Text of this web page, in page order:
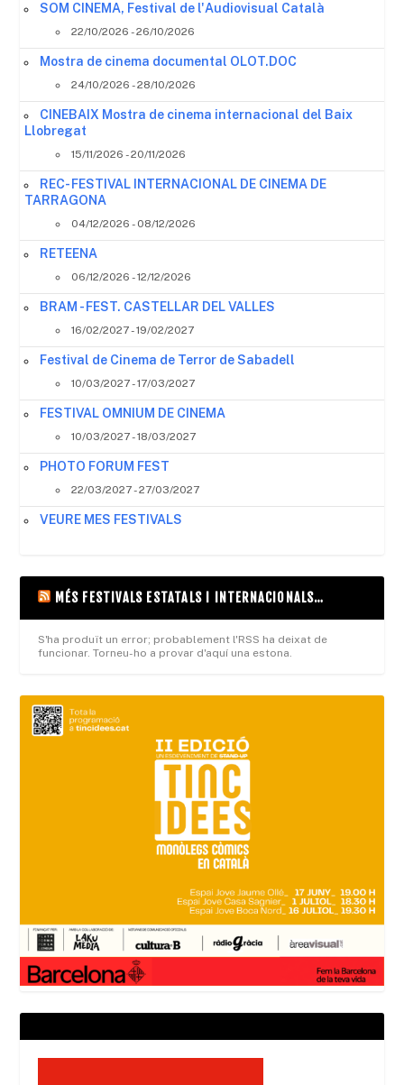
SOM CINEMA, Festival de l'Audiovisual Català
22/10/2026 - 26/10/2026
Mostra de cinema documental OLOT.DOC
24/10/2026 - 28/10/2026
CINEBAIX Mostra de cinema internacional del Baix
Llobregat
15/11/2026 - 20/11/2026
REC- FESTIVAL INTERNACIONAL DE CINEMA DE
TARRAGONA
04/12/2026 - 08/12/2026
RETEENA
06/12/2026 - 12/12/2026
BRAM - FEST. CASTELLAR DEL VALLES
16/02/2027 - 19/02/2027
Festival de Cinema de Terror de Sabadell
10/03/2027 - 17/03/2027
FESTIVAL OMNIUM DE CINEMA
10/03/2027 - 18/03/2027
PHOTO FORUM FEST
22/03/2027 - 27/03/2027
VEURE MES FESTIVALS
MÉS FESTIVALS ESTATALS I INTERNACIONALS…
S'ha produït un error; probablement l'RSS ha deixat de
funcionar. Torneu-ho a provar d'aquí una estona.